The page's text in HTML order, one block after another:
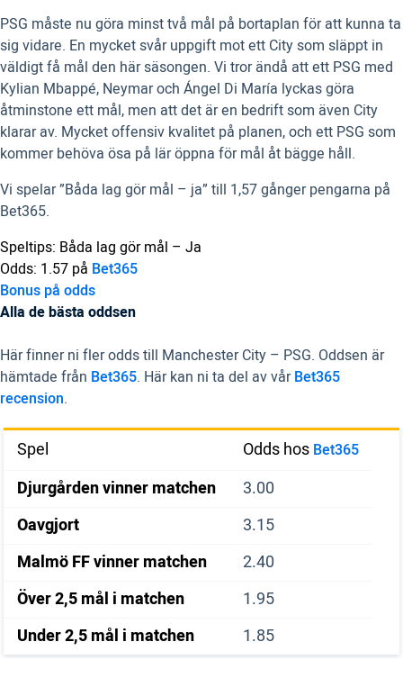
PSG måste nu göra minst två mål på bortaplan för att kunna ta
sig vidare. En mycket svår uppgift mot ett City som släppt in
väldigt få mål den här säsongen. Vi tror ändå att ett PSG med
Kylian Mbappé, Neymar och Ángel Di María lyckas göra
åtminstone ett mål, men att det är en bedrift som även City
klarar av. Mycket offensiv kvalitet på planen, och ett PSG som
kommer behöva ösa på lär öppna för mål åt bägge håll.
Vi spelar ”Båda lag gör mål – ja” till 1,57 gånger pengarna på
Bet365.
Speltips: Båda lag gör mål – Ja
Odds: 1.57 på Bet365
Bonus på odds
Alla de bästa oddsen
Här finner ni fler odds till Manchester City – PSG. Oddsen är
hämtade från Bet365. Här kan ni ta del av vårBet365
recension.
Spel Odds hos Bet365
Djurgården vinner matchen
3.00
Oavgjort
3.15
Malmö FF vinner matchen
2.40
Över 2,5 mål i matchen
1.95
Under 2,5 mål i matchen
1.85